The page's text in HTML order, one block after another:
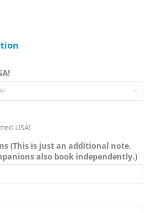
LISA!
(This is just an additional note.
also book independently.)